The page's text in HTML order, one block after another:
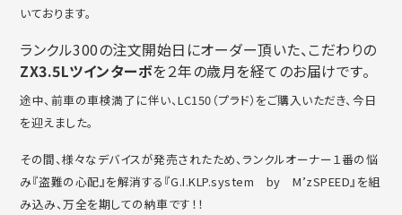
いております。
ランクル300の注文開始日にオーダー頂いた、こだわりの
ZX3.5Lツインターボを２年の歳月を経てのお届けです。
途中、前車の車検満了に伴い、LC150（プラド）をご購入いただき、今日
を迎えました。
その間、様々なデバイスが発売されたため、ランクルオーナー１番の悩
み『盗難の心配』を解消する『G.I.KLP.system by M’zSPEED』を組
み込み、万全を期しての納車です！！